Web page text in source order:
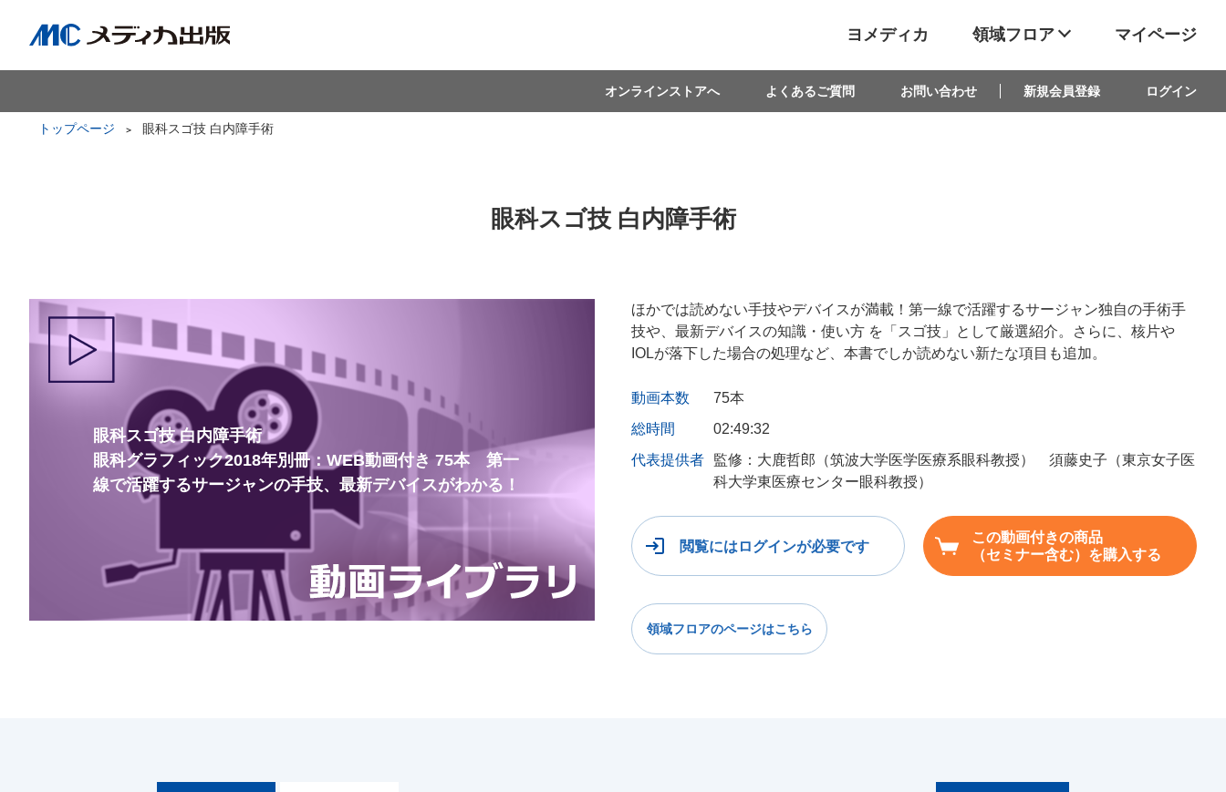
ヨメディカ 領域フロア マイページ
オンラインストアへ よくあるご質問 お問い合わせ 新規会員登録 ログイン
トップページ 眼科スゴ技 白内障手術
眼科スゴ技 白内障手術
眼科スゴ技 白内障手術
眼科グラフィック2018年別冊：WEB動画付き 75本 第一
線で活躍するサージャンの手技、最新デバイスがわかる！
ほかでは読めない手技やデバイスが満載！第一線で活躍するサージャン独自の手術手
技や、最新デバイスの知識・使い方 を「スゴ技」として厳選紹介。さらに、核片や
IOLが落下した場合の処理など、本書でしか読めない新たな項目も追加。
動画本数
75本
総時間
02:49:32
代表提供者
監修：大鹿哲郎（筑波大学医学医療系眼科教授） 須藤史子（東京女子医
科大学東医療センター眼科教授）
閲覧にはログインが必要です
この動画付きの商品
（セミナー含む）を購入する
領域フロアのページはこちら